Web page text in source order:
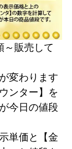
～販売して
変わります
ンター】を
今日の値段
単価と【金